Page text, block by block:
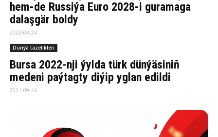
hem-de Russiýa Euro 2028-i guramaga
dalaşgär boldy
2022-03-24
Dünýä täzelikleri
Bursa 2022-nji ýylda türk dünýäsiniň
medeni paýtagty diýip yglan edildi
2021-09-16